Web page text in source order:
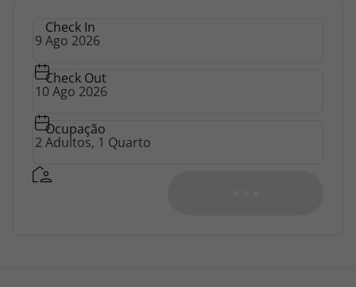
Check In
Check Out
Ocupação